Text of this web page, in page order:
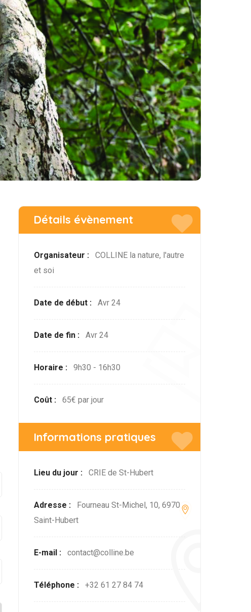
Détails évènement
Organisateur : COLLINE la nature, l'autre
et soi
Date de début : Avr 24
Date de fin : Avr 24
Horaire : 9h30 - 16h30
Coût : 65€ par jour
Informations pratiques
Lieu du jour : CRIE de St-Hubert
Adresse :
Fourneau St-Michel, 10, 6970
Saint-Hubert
E-mail : contact@colline.be
Téléphone : +32 61 27 84 74